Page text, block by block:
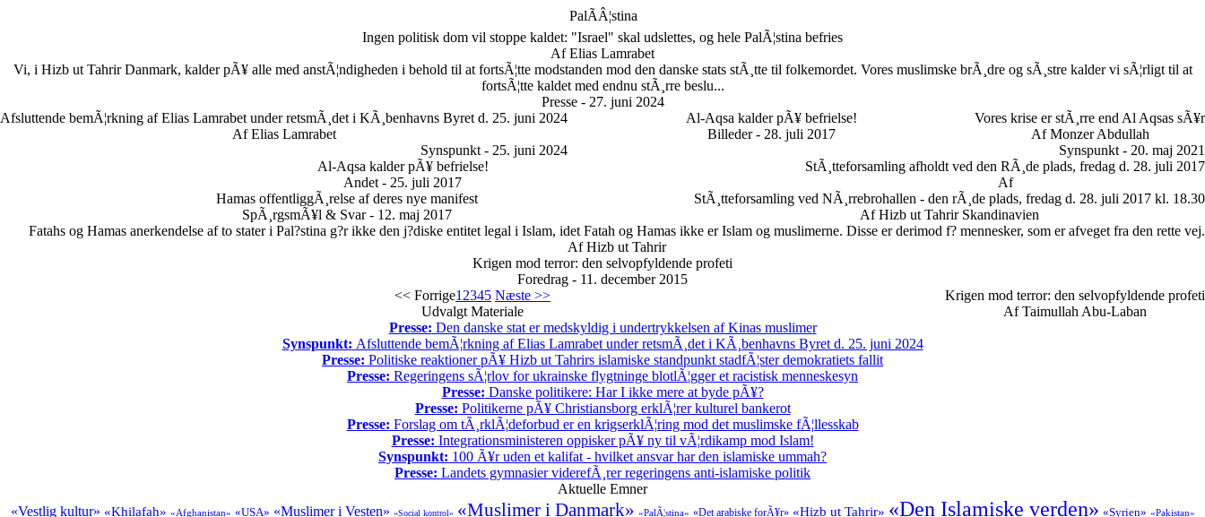
PalÃÂ¦stina
Ingen politisk dom vil stoppe kaldet: "Israel" skal udslettes, og hele PalÃ¦stina befries
Af Elias Lamrabet
Vi, i Hizb ut Tahrir Danmark, kalder pÃ¥ alle med anstÃ¦ndigheden i behold til at fortsÃ¦tte modstanden mod den danske stats stÃ¸tte til folkemordet. Vores muslimske brÃ¸dre og sÃ¸stre kalder vi sÃ¦rligt til at
fortsÃ¦tte kaldet med endnu stÃ¸rre beslu...
Presse - 27. juni 2024
Afsluttende bemÃ¦rkning af Elias Lamrabet under retsmÃ¸det i KÃ¸benhavns Byret d. 25. juni 2024
Af Elias Lamrabet
Synspunkt - 25. juni 2024
Vores krise er stÃ¸rre end Al Aqsas sÃ¥r
Af Monzer Abdullah
Synspunkt - 20. maj 2021
Al-Aqsa kalder pÃ¥ befrielse!
Billeder - 28. juli 2017
StÃ¸tteforsamling afholdt ved den RÃ¸de plads, fredag d. 28. juli 2017
Af
Al-Aqsa kalder pÃ¥ befrielse!
Andet - 25. juli 2017
StÃ¸tteforsamling ved NÃ¸rrebrohallen - den rÃ¸de plads, fredag d. 28. juli 2017 kl. 18.30
Af Hizb ut Tahrir Skandinavien
Hamas offentliggÃ¸relse af deres nye manifest
SpÃ¸rgsmÃ¥l & Svar - 12. maj 2017
Fatahs og Hamas anerkendelse af to stater i Pal?stina g?r ikke den j?diske entitet legal i Islam, idet Fatah og Hamas ikke er Islam og muslimerne. Disse er derimod f? mennesker, som er afveget fra den rette vej.
Af Hizb ut Tahrir
Krigen mod terror: den selvopfyldende profeti
Foredrag - 11. december 2015
Krigen mod terror: den selvopfyldende profeti
Af Taimullah Abu-Laban
<< Forrige1 2345 Næste >>
Udvalgt Materiale
Presse: Den danske stat er medskyldig i undertrykkelsen af Kinas muslimer
Synspunkt: Afsluttende bemÃ¦rkning af Elias Lamrabet under retsmÃ¸det i KÃ¸benhavns Byret d. 25. juni 2024
Presse: Politiske reaktioner pÃ¥ Hizb ut Tahrirs islamiske standpunkt stadfÃ¦ster demokratiets fallit
Presse: Regeringens sÃ¦rlov for ukrainske flygtninge blotlÃ¦gger et racistisk menneskesyn
Presse: Danske politikere: Har I ikke mere at byde pÃ¥?
Presse: Politikerne pÃ¥ Christiansborg erklÃ¦rer kulturel bankerot
Presse: Forslag om tÃ¸rklÃ¦deforbud er en krigserklÃ¦ring mod det muslimske fÃ¦llesskab
Presse: Integrationsministeren oppisker pÃ¥ ny til vÃ¦rdikamp mod Islam!
Synspunkt: 100 Ã¥r uden et kalifat - hvilket ansvar har den islamiske ummah?
Presse: Landets gymnasier viderefÃ¸rer regeringens anti-islamiske politik
Aktuelle Emner
«Vestlig kultur» «Khilafah» «Afghanistan» «USA» «Muslimer i Vesten» «Social kontrol» «Muslimer i Danmark» «PalÃ¦stina» «Det arabiske forÃ¥r» «Hizb ut Tahrir» «Den Islamiske verden» «Syrien» «Pakistan»